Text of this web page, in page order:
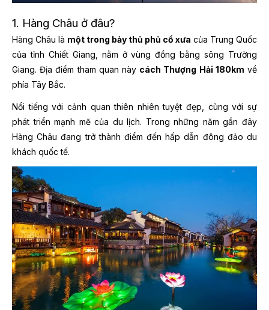
1. Hàng Châu ở đâu?
Hàng Châu là một trong bảy thủ phủ cổ xưa của Trung Quốc
của tỉnh Chiết Giang, nằm ở vùng đồng bằng sông Trường
Giang. Địa điểm tham quan này cách Thượng Hải 180km về
phía Tây Bắc.
Nổi tiếng với cảnh quan thiên nhiên tuyệt đẹp, cùng với sự
phát triển mạnh mẽ của du lịch. Trong những năm gần đây
Hàng Châu đang trở thành điểm đến hấp dẫn đông đảo du
khách quốc tế.